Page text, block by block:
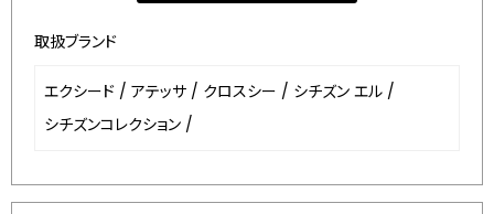
取扱ブランド
エクシード / アテッサ / クロスシー / シチズン エル /
シチズンコレクション /